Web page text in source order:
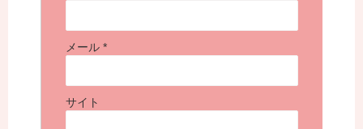
メール *
サイト